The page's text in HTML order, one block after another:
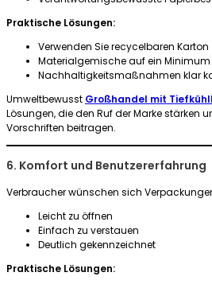
Praktische Lösungen:
Verwenden Sie recycelbaren Karton
Materialgemische auf ein Minimum
Nachhaltigkeitsmaßnahmen klar
Umweltbewusst Großhandel mit
Lösungen, die den Ruf der Marke stärken
Vorschriften beitragen.
6. Komfort und Benutzererfahrung
Verbraucher wünschen sich
Leicht zu öffnen
Einfach zu verstauen
Deutlich gekennzeichnet
Praktische Lösungen: